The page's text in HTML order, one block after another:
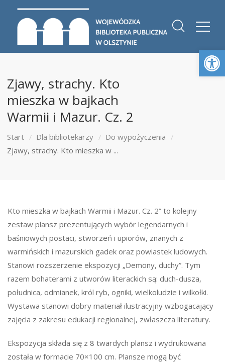
Zjawy, strachy. Kto
mieszka w bajkach
Warmii i Mazur. Cz. 2
Start Dla bibliotekarzy
Do wypożyczenia
Zjawy, strachy. Kto mieszka w ...
Kto mieszka w bajkach Warmii i Mazur. Cz. 2” to kolejny
zestaw plansz prezentujących wybór legendarnych i
baśniowych postaci, stworzeń i upiorów, znanych z
warmińskich i mazurskich gadek oraz powiastek ludowych.
Stanowi rozszerzenie ekspozycji „Demony, duchy”. Tym
razem bohaterami z utworów literackich są: duch-dusza,
południca, odmianek, król ryb, ogniki, wielkoludzie i wilkołki.
Wystawa stanowi dobry materiał ilustracyjny wzbogacający
zajęcia z zakresu edukacji regionalnej, zwłaszcza literatury.
Ekspozycja składa się z 8 twardych plansz i wydrukowana
została w formacie 70×100 cm. Plansze mogą być